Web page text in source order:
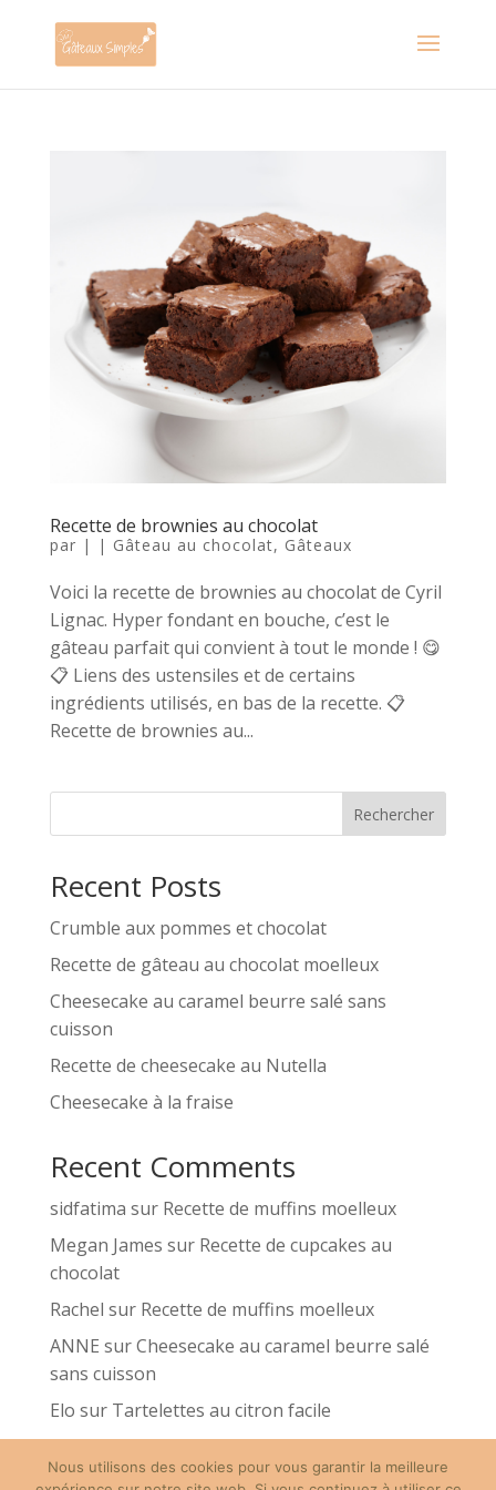
Recette de brownies au chocolat
par | | Gâteau au chocolat, Gâteaux
Voici la recette de brownies au chocolat de Cyril
Lignac. Hyper fondant en bouche, c’est le
gâteau parfait qui convient à tout le monde ! 😋
📋 Liens des ustensiles et de certains
ingrédients utilisés, en bas de la recette. 📋
Recette de brownies au...
Rechercher
Recent Posts
Crumble aux pommes et chocolat
Recette de gâteau au chocolat moelleux
Cheesecake au caramel beurre salé sans
cuisson
Recette de cheesecake au Nutella
Cheesecake à la fraise
Recent Comments
sidfatima sur Recette de muffins moelleux
Megan James sur Recette de cupcakes au
chocolat
Rachel sur Recette de muffins moelleux
ANNE surCheesecake au caramel beurre salé
sans cuisson
Elo sur Tartelettes au citron facile
Nous utilisons des cookies pour vous garantir la meilleure